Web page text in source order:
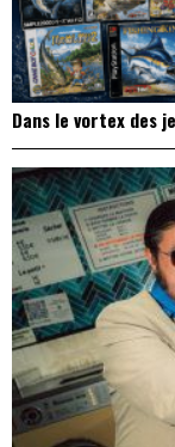
Dans le vortex des